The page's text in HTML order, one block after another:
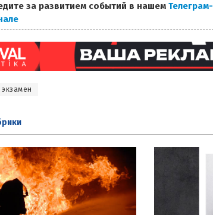
за развитием событий в нашем Телеграм-
экзамен